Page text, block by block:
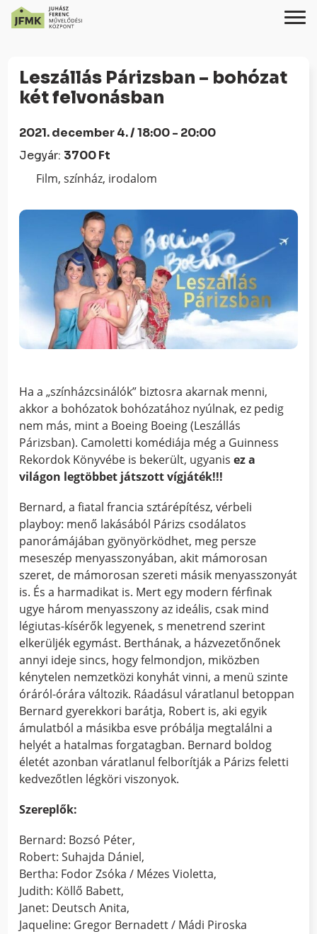
Content
navigációhoz
Leszállás Párizsban – bohózat
két felvonásban
2021. december 4. / 18:00 - 20:00
Jegyár: 3700 Ft
Film, színház, irodalom
Ha a „színházcsinálók” biztosra akarnak menni,
akkor a bohózatok bohózatához nyúlnak, ez pedig
nem más, mint a Boeing Boeing (Leszállás
Párizsban). Camoletti komédiája még a Guinness
Rekordok Könyvébe is bekerült, ugyanisez a
világon legtöbbet játszott vígjáték!!!
Bernard, a fiatal francia sztárépítész, vérbeli
playboy: menő lakásából Párizs csodálatos
panorámájában gyönyörködhet, meg persze
meseszép menyasszonyában, akit mámorosan
szeret, de mámorosan szereti másik menyasszonyát
is. És a harmadikat is. Mert egy modern férfinak
ugye három menyasszony az ideális, csak mind
légiutas-kísérők legyenek, s menetrend szerint
elkerüljék egymást. Berthának, a házvezetőnőnek
annyi ideje sincs, hogy felmondjon, miközben
kénytelen nemzetközi konyhát vinni, a menü szinte
óráról-órára változik. Ráadásul váratlanul betoppan
Bernard gyerekkori barátja, Robert is, aki egyik
ámulatból a másikba esve próbálja megtalálni a
helyét a hatalmas forgatagban. Bernard boldog
életét azonban váratlanul felborítják a Párizs feletti
kedvezőtlen légköri viszonyok.
Szereplők:
Bernard: Bozsó Péter,
Robert: Suhajda Dániel,
Bertha: Fodor Zsóka / Mézes Violetta,
Judith: Köllő Babett,
Janet: Deutsch Anita,
Jaqueline: Gregor Bernadett / Mádi Piroska